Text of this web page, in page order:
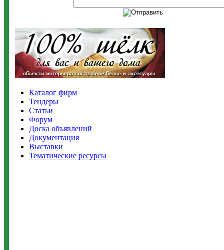
Каталог фирм
Тендеры
Статьи
Форум
Доска объявлений
Документация
Выставки
Тематические ресурсы